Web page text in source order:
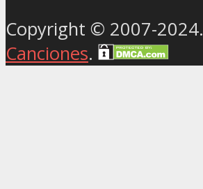
Copyright © 2007-2024.
Canciones.